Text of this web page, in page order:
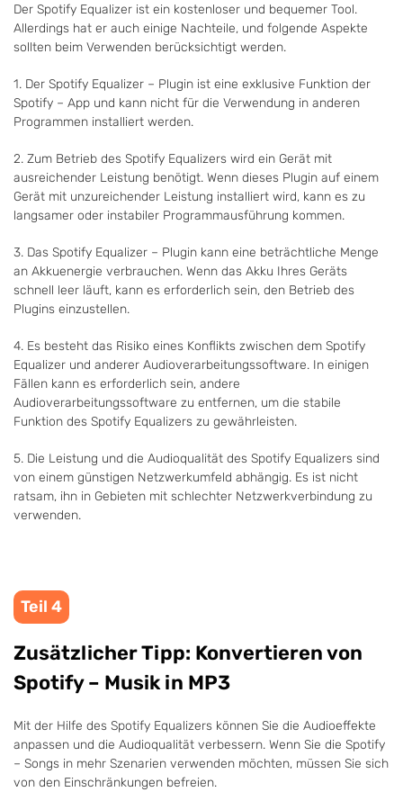
Der Spotify Equalizer ist ein kostenloser und bequemer Tool.
Allerdings hat er auch einige Nachteile, und folgende Aspekte
sollten beim Verwenden berücksichtigt werden.
1. Der Spotify Equalizer – Plugin ist eine exklusive Funktion der
Spotify – App und kann nicht für die Verwendung in anderen
Programmen installiert werden.
2. Zum Betrieb des Spotify Equalizers wird ein Gerät mit
ausreichender Leistung benötigt. Wenn dieses Plugin auf einem
Gerät mit unzureichender Leistung installiert wird, kann es zu
langsamer oder instabiler Programmausführung kommen.
3. Das Spotify Equalizer – Plugin kann eine beträchtliche Menge
an Akkuenergie verbrauchen. Wenn das Akku Ihres Geräts
schnell leer läuft, kann es erforderlich sein, den Betrieb des
Plugins einzustellen.
4. Es besteht das Risiko eines Konflikts zwischen dem Spotify
Equalizer und anderer Audioverarbeitungssoftware. In einigen
Fällen kann es erforderlich sein, andere
Audioverarbeitungssoftware zu entfernen, um die stabile
Funktion des Spotify Equalizers zu gewährleisten.
5. Die Leistung und die Audioqualität des Spotify Equalizers sind
von einem günstigen Netzwerkumfeld abhängig. Es ist nicht
ratsam, ihn in Gebieten mit schlechter Netzwerkverbindung zu
verwenden.
Teil 4
Zusätzlicher Tipp: Konvertieren von
Spotify – Musik in MP3
Mit der Hilfe des Spotify Equalizers können Sie die Audioeffekte
anpassen und die Audioqualität verbessern. Wenn Sie die Spotify
– Songs in mehr Szenarien verwenden möchten, müssen Sie sich
von den Einschränkungen befreien.